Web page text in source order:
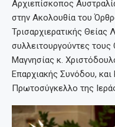
Αρχιεπίσκοπος
στην Ακολουθία του
Τρισαρχιερατικής Θείας
συλλειτουργούντες
Μαγνησίας κ.
Επαρχιακής Συνόδου,
Πρωτοσύγκελλο της